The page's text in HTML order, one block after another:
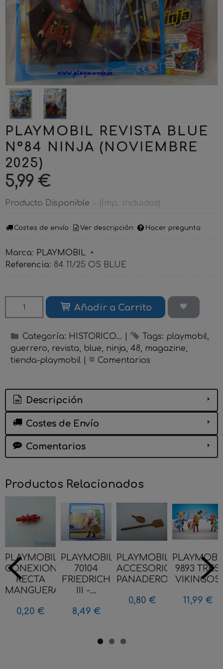
PLAYMOBIL REVISTA BLUE
Nº84 NINJA (NOVIEMBRE
2025)
5,99 €
Producto Disponible - (Imp. Incluidos)
Costes de envío Ver descripción Hacer pregunta
Marca: PLAYMOBIL •
Referencia: 84 11/25 OS BLUE
Añadir a Carrito
Categoría: HISTORICO... Tags: playmobil
guerrero
revista blue ninja 48
magazine
tienda-playmobil
Comentarios
Descripción
Costes de Envío
Comentarios
Productos Relacionados
PLAYMOBIL
CONEXION
RECTA
MANGUERA...
0,20 €
PLAYMOBIL
70104
FRIEDRICH
III -...
8,49 €
PLAYMOBIL
ACCESORIOS
PANADERO...
0,80 €
9893 TRES
VIKINGOS
11,99 €